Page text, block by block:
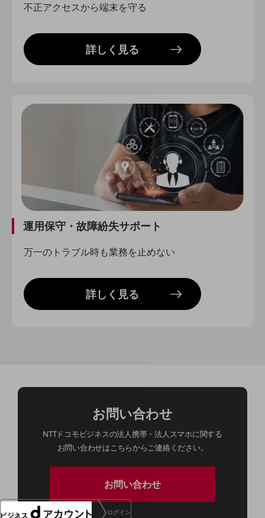
地域からの発表
重要なお知らせ
お知らせ
サステナビリティTOP
NTTドコモビジネスグループのサステナビリティ
ダイバーシティ
経営情報
経営情報TOP
業績
決算公告
電子公告
基礎的電気通信役務損益明細表
採用情報
障がい者採用
NTTドコモグループ
ログイン
不正アクセスから端末を守る
詳しく見る
運用保守・故障紛失サポート
万一のトラブル時も業務を止めない
詳しく見る
お問い合わせ
NTTドコモビジネスの法人携帯・法人スマホに関する
お問い合わせはこちらからご連絡ください。
お問い合わせ